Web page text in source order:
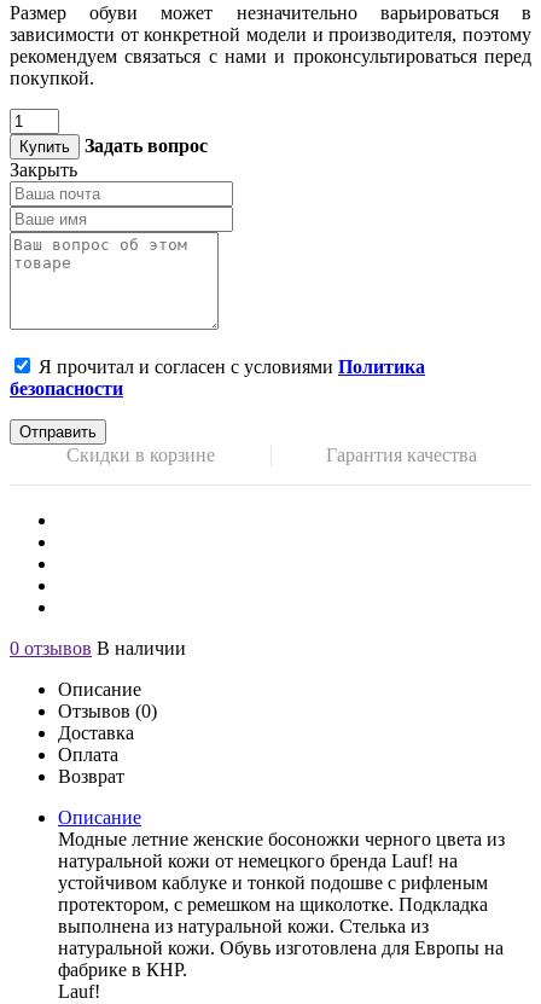
Размер обуви может незначительно варьироваться в
зависимости от конкретной модели и производителя, поэтому
рекомендуем связаться с нами и проконсультироваться перед
покупкой.
Купить
Задать вопрос
Закрыть
Я прочитал и согласен с условиями Политика
безопасности
Отправить
Скидки в корзине Гарантия качества
0 отзывов В наличии
Описание
Отзывов (0)
Доставка
Оплата
Возврат
Описание
Модные летние женские босоножки черного цвета из
натуральной кожи от немецкого бренда Lauf! на
устойчивом каблуке и тонкой подошве с рифленым
протектором, с ремешком на щиколотке. Подкладка
выполнена из натуральной кожи. Стелька из
натуральной кожи. Обувь изготовлена для Европы на
фабрике в КНР.
Lauf!